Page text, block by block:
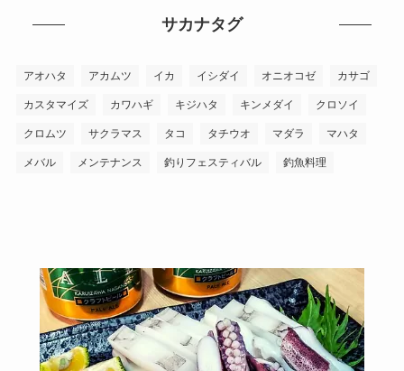
サカナタグ
アオハタ アカムツ イカ イシダイ オニオコゼ カサゴ
カスタマイズ カワハギ キジハタ キンメダイ クロソイ
クロムツ サクラマス タコ タチウオ マダラ マハタ
メバル メンテナンス 釣りフェスティバル 釣魚料理